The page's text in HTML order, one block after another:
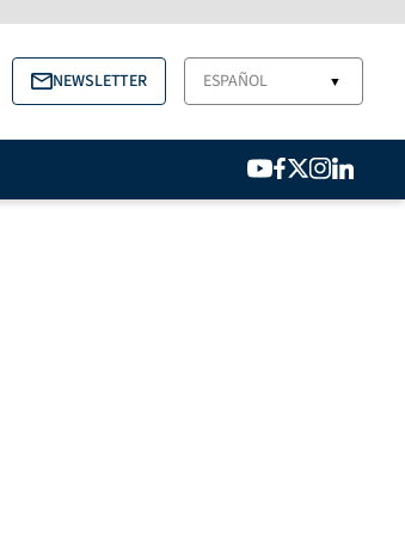
NEWSLETTER ESPAÑOL ▼